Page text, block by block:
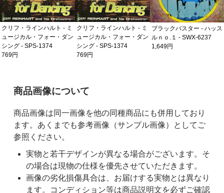
クリフ・ラインハルト - ミ
ュージカル・フォー・ダン
シング - SPS-1374
769円
クリフ・ラインハルト - ミ
ュージカル・フォー・ダン
シング - SPS-1374
769円
ブラックバスター - ハッス
ルｎｏ.１ - SWX-6237
1,649円
ご購入前の注意事項
商品画像について
商品画像は同一画像を他の同種商品にも併用しており
ます。あくまでも参考画像（サンプル画像）としてご
参照ください。
実物と若干デザインが異なる場合がございます。そ
の場合は現物の仕様を優先させていただきます。
画像の劣化損傷具合は、お届けする実物とは異なり
ます。コンディション等は商品説明文を必ずご確認